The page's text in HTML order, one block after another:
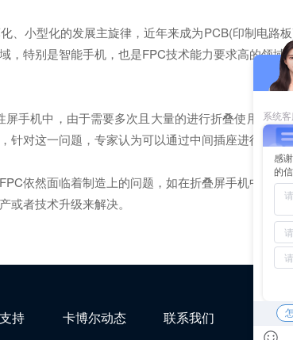
小型化的发展主旋律，近年来成为PCB(印制电路
特别是智能手机，也是FPC技术能力要求高的领
手机中，由于需要多次且大量的进行折叠使用，因
对这一问题，专家认为可以通过中间插座进行延长 ,
依然面临着制造上的问题，如在折叠屏手机中大尺
者技术升级来解决。
持 卡博尔动态 联系我们